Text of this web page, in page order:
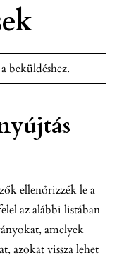
a beküldéshez.
ellenőrizzék le a
az alábbi listában
amelyek
azokat vissza lehet